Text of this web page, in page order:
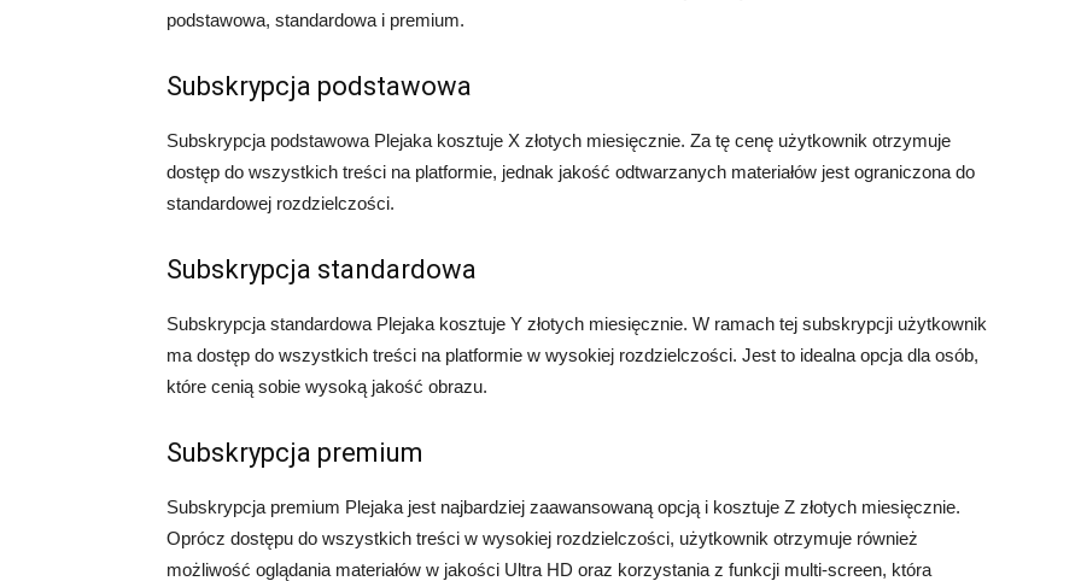
podstawowa, standardowa i premium.
Subskrypcja podstawowa
Subskrypcja podstawowa Plejaka kosztuje X złotych miesięcznie. Za tę cenę użytkownik otrzymuje
dostęp do wszystkich treści na platformie, jednak jakość odtwarzanych materiałów jest ograniczona do
standardowej rozdzielczości.
Subskrypcja standardowa
Subskrypcja standardowa Plejaka kosztuje Y złotych miesięcznie. W ramach tej subskrypcji użytkownik
ma dostęp do wszystkich treści na platformie w wysokiej rozdzielczości. Jest to idealna opcja dla osób,
które cenią sobie wysoką jakość obrazu.
Subskrypcja premium
Subskrypcja premium Plejaka jest najbardziej zaawansowaną opcją i kosztuje Z złotych miesięcznie.
Oprócz dostępu do wszystkich treści w wysokiej rozdzielczości, użytkownik otrzymuje również
możliwość oglądania materiałów w jakości Ultra HD oraz korzystania z funkcji multi-screen, która